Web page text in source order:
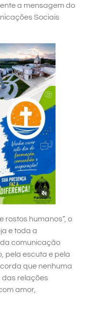
a mensagem do
Sociais
rostos humanos”, o
e toda a
comunicação
pela escuta e pela
que nenhuma
das relações
amor,